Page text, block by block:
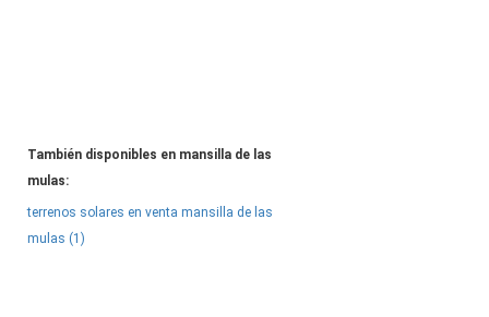
También disponibles en mansilla de las
mulas:
terrenos solares en venta mansilla de las
mulas (1)